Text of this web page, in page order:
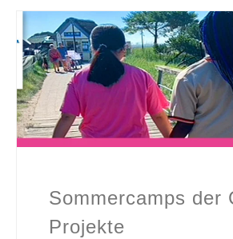
Sommercamps der
Projekte